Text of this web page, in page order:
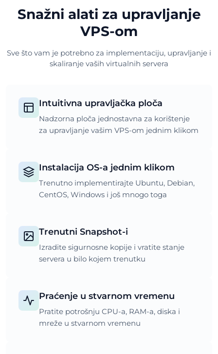
Snažni alati za upravljanje
VPS-om
Sve što vam je potrebno za implementaciju, upravljanje i
skaliranje vaših virtualnih servera
Intuitivna upravljačka ploča
Nadzorna ploča jednostavna za korištenje
za upravljanje vašim VPS-om jednim klikom
Instalacija OS-a jednim klikom
Trenutno implementirajte Ubuntu, Debian,
CentOS, Windows i još mnogo toga
Trenutni Snapshot-i
Izradite sigurnosne kopije i vratite stanje
servera u bilo kojem trenutku
Praćenje u stvarnom vremenu
Pratite potrošnju CPU-a, RAM-a, diska i
mreže u stvarnom vremenu